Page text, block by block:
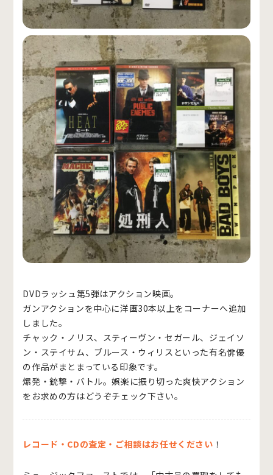
DVDラッシュ第5弾はアクション映画。
ガンアクションを中心に洋画30本以上をコーナーへ追加
しました。
チャック・ノリス、スティーヴン・セガール、ジェイソ
ン・ステイサム、ブルース・ウィリスといった有名俳優
の作品がまとまっている印象です。
爆発・銃撃・バトル。娯楽に振り切った爽快アクション
をお求めの方はどうぞチェック下さい。
レコード・CDの査定・ご相談はお任せください ！